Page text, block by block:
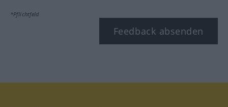
*Pflichtfeld
Feedback absenden